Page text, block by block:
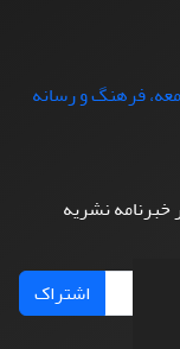
خبرنامه نشریه
اشتراک